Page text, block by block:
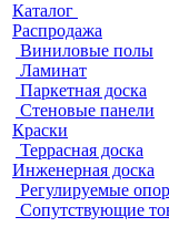
Каталог
Распродажа
Виниловые полы
Ламинат
Паркетная доска
Стеновые панели
Краски
Террасная доска
Инженерная доска
Регулируемые
Сопутствующие